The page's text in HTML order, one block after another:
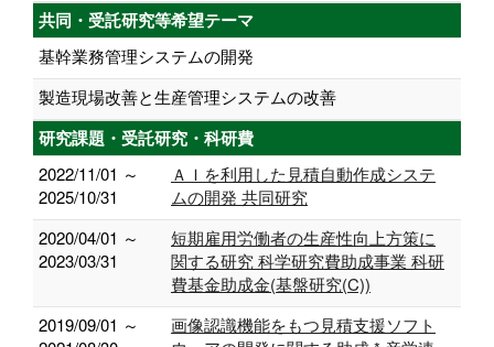
共同・受託研究等希望テーマ
基幹業務管理システムの開発
製造現場改善と生産管理システムの改善
研究課題・受託研究・科研費
2022/11/01 ～
2025/10/31
ＡＩを利用した見積自動作成システ
ムの開発 共同研究
2020/04/01 ～
2023/03/31
短期雇用労働者の生産性向上方策に
関する研究 科学研究費助成事業 科研
費基金助成金(基盤研究(C))
2019/09/01 ～
画像認識機能をもつ見積支援ソフト